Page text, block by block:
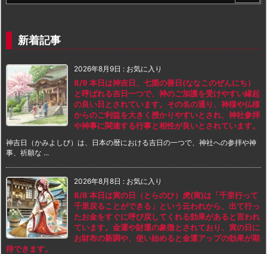
新着記事
2026年8月9日 : お気に入り
8/9 本日は神吉日、七箇の善日(ななこのぜんにち）
と呼ばれる吉日一つで、神のご加護を受けやすい縁起
の良い日とされています。その名の通り、神様や仏様
からのご利益を大きく授かりやすいとされ、神社参拝
や神事に関連する行事と相性が良いとされています。
神吉日（かみよしび）は、日本の暦における吉日の一つで、神社への参拝や神
事、祈願な ...
2026年8月8日 : お気に入り
8/8 本日は寅の日（とらのひ）虎(寅)は「千里行って
千里戻ることができる」という云われから、出て行っ
たお金をすぐに呼び戻してくれる効果があると言われ
ています。金運や財運の象徴とされており、寅の日に
お財布の新調や、使い始めると金運アップの効果が期
待できます。